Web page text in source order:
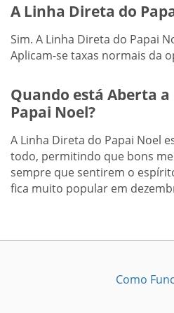
A Linha Direta do
Sim. A Linha Direta do Papai
Aplicam-se taxas normais da
Quando está Aberta
Papai Noel?
A Linha Direta do Papai Noel
todo, permitindo que bons
sempre que sentirem o
fica muito popular em
Como